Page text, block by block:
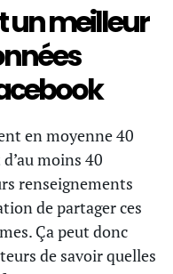
un meilleur
en moyenne 40
moins 40
renseignements
de partager ces
Ça peut donc
de savoir quelles